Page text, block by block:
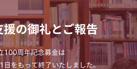
援の御礼とご報告
100周年記念募金は
をもって終了いたしました。